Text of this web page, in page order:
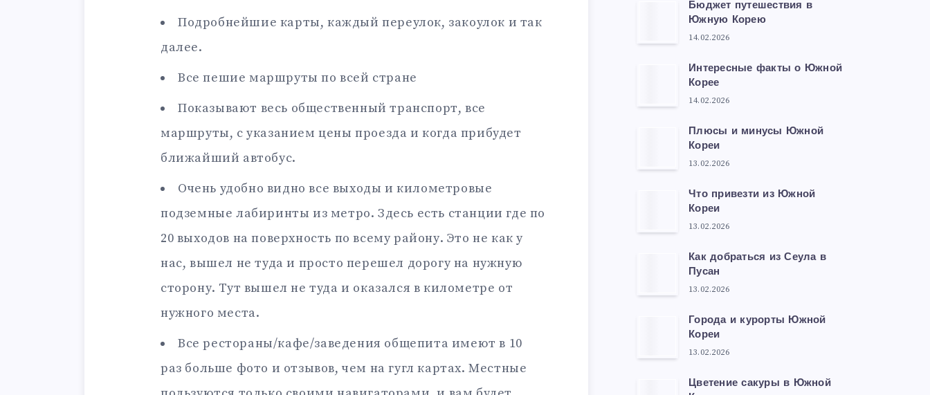
Подробнейшие карты, каждый переулок, закоулок и так
далее.
Все пешие маршруты по всей стране
Показывают весь общественный транспорт, все
маршруты, с указанием цены проезда и когда прибудет
ближайший автобус.
Очень удобно видно все выходы и километровые
подземные лабиринты из метро. Здесь есть станции где по
20 выходов на поверхность по всему району. Это не как у
нас, вышел не туда и просто перешел дорогу на нужную
сторону. Тут вышел не туда и оказался в километре от
нужного места.
Все рестораны/кафе/заведения общепита имеют в 10
раз больше фото и отзывов, чем на гугл картах. Местные
Бюджет путешествия в
Южную Корею
14.02.2026
Интересные факты о Южной
Корее
14.02.2026
Плюсы и минусы Южной
Кореи
13.02.2026
Что привезти из Южной
Кореи
13.02.2026
Как добраться из Сеула в
Пусан
13.02.2026
Города и курорты Южной
Кореи
13.02.2026
Цветение сакуры в Южной